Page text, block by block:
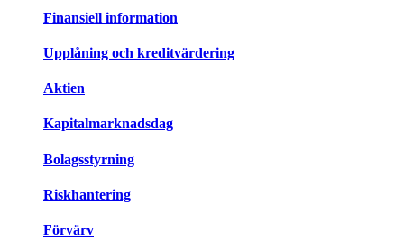
Finansiell information
Upplåning och kreditvärdering
Aktien
Kapitalmarknadsdag
Bolagsstyrning
Riskhantering
Förvärv